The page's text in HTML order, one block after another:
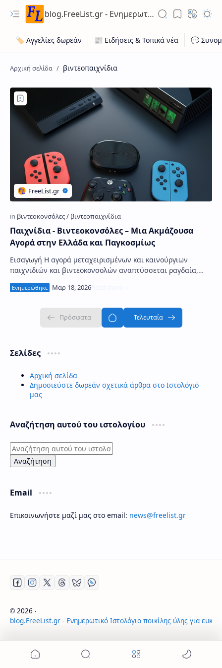
blog.FreeList.gr - Ενημερωτικό Ιστολόγιο ποικίλης ύλης για ευκαιρίες εργασίας, ακίνητων, οχήματων
βιντεοπαιχνίδια
Παιχνίδια - Βιντεοκονσόλες – Μια Ακμάζουσα
Αγορά στην Ελλάδα και Παγκοσμίως
Εισαγωγή Η αγορά μεταχειρισμένων και καινούργιων
παιχνιδιών και βιντεοκονσολών αναπτύσσεται ραγδαία,
Σελίδες
Αρχική σελίδα
Δημοσιεύστε δωρεάν σχετικά άρθρα στο Ιστολόγιό
μας
Αναζήτηση αυτού του ιστολογίου
Email
Επικοινωνήστε μαζί μας στο email: news@freelist.gr
© 2026 ‧
blog.FreeList.gr - Ενημερωτικό Ιστολόγιο ποικίλης ύλης για